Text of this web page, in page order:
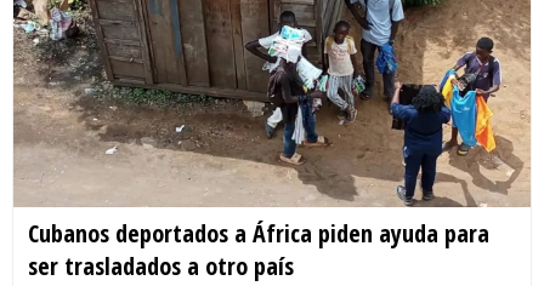
Cubanos deportados a África piden ayuda para
ser trasladados a otro país